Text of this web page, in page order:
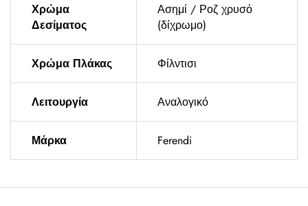
Χρώμα
Δεσίματος
Ασημί / Ροζ χρυσό
(δίχρωμο)
Χρώμα Πλάκας Φίλντισι
Λειτουργία Αναλογικό
Μάρκα Ferendi